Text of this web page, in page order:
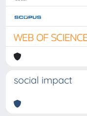
social impact